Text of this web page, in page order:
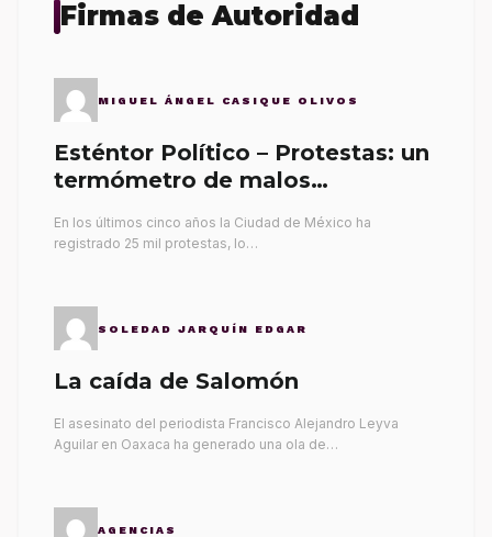
Firmas de Autoridad
MIGUEL ÁNGEL CASIQUE OLIVOS
Esténtor Político – Protestas: un
termómetro de malos
En los últimos cinco años la Ciudad de México ha
registrado 25 mil protestas, lo…
SOLEDAD JARQUÍN EDGAR
La caída de Salomón
El asesinato del periodista Francisco Alejandro Leyva
Aguilar en Oaxaca ha generado una ola de…
AGENCIAS